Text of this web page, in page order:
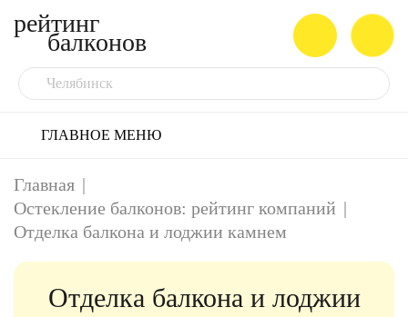
рейтинг
балконов
Челябинск
ГЛАВНОЕ МЕНЮ
Главная |
Остекление балконов: рейтинг компаний |
Отделка балкона и лоджии камнем
Отделка балкона и лоджии